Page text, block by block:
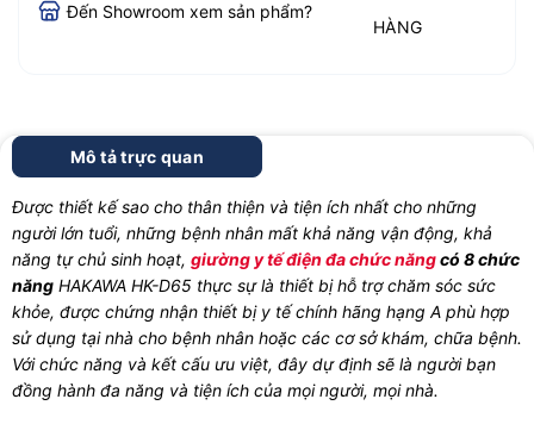
Đến Showroom xem sản phẩm?
HÀNG
Mô tả trực quan
Được thiết kế sao cho thân thiện và tiện ích nhất cho những
người lớn tuổi, những bệnh nhân mất khả năng vận động, khả
năng tự chủ sinh hoạt, giường y tế điện đa chức năngcó 8 chức
năngHAKAWA HK-D65 thực sự là thiết bị hỗ trợ chăm sóc sức
khỏe, được chứng nhận thiết bị y tế chính hãng hạng A phù hợp
sử dụng tại nhà cho bệnh nhân hoặc các cơ sở khám, chữa bệnh.
Với chức năng và kết cấu ưu việt, đây dự định sẽ là người bạn
đồng hành đa năng và tiện ích của mọi người, mọi nhà.